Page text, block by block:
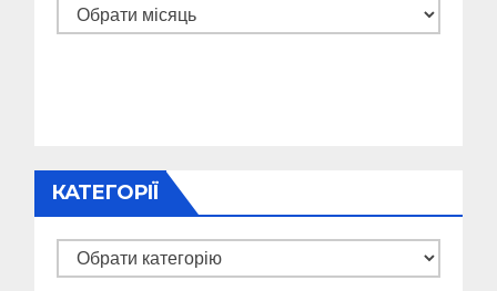
Архіви
КАТЕГОРІЇ
Категорії